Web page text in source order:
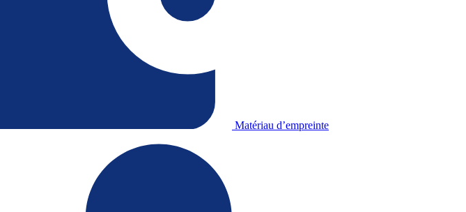
Matériau d’empreinte